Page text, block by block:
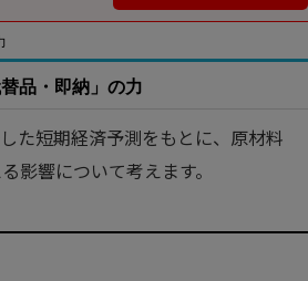
品・即納」の力
た短期経済予測をもとに、原材料
影響について考えます。